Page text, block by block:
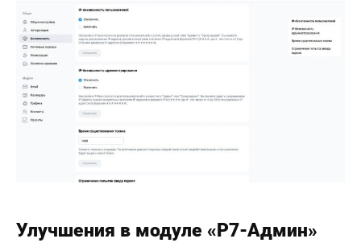
Улучшения в модуле «Р7-Админ»